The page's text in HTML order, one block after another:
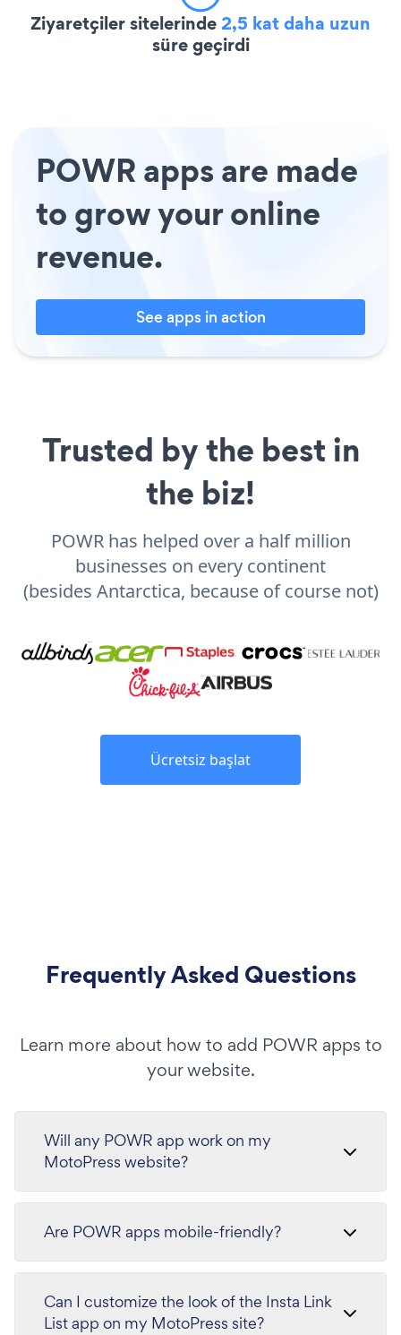
Ziyaretçiler sitelerinde2,5 kat daha uzun
süre geçirdi
POWR apps are made
to grow your online
revenue.
See apps in action
Trusted by the best in
the biz!
POWR has helped over a half million
businesses on every continent
(besides Antarctica, because of course not)
Ücretsiz başlat
Frequently Asked Questions
Learn more about how to add POWR apps to
your website.
Will any POWR app work on my
MotoPress website?
Are POWR apps mobile-friendly?
Can I customize the look of the Insta Link
List app on my MotoPress site?